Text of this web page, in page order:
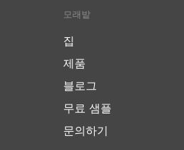
모래밭
집
제품
블로그
무료 샘플
문의하기